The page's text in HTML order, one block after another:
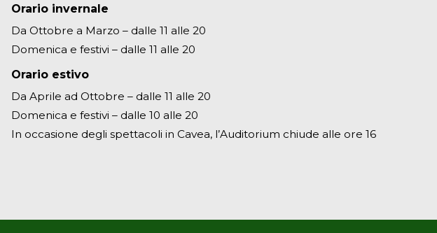
Orario invernale
Da Ottobre a Marzo – dalle 11 alle 20
Domenica e festivi – dalle 11 alle 20
Orario estivo
Da Aprile ad Ottobre – dalle 11 alle 20
Domenica e festivi – dalle 10 alle 20
In occasione degli spettacoli in Cavea, l’Auditorium chiude alle ore 16